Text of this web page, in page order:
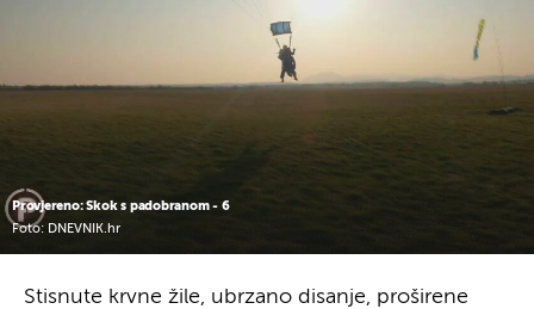
Provjereno: Skok s padobranom - 6
Foto: DNEVNIK.hr
Stisnute krvne žile, ubrzano disanje, proširene